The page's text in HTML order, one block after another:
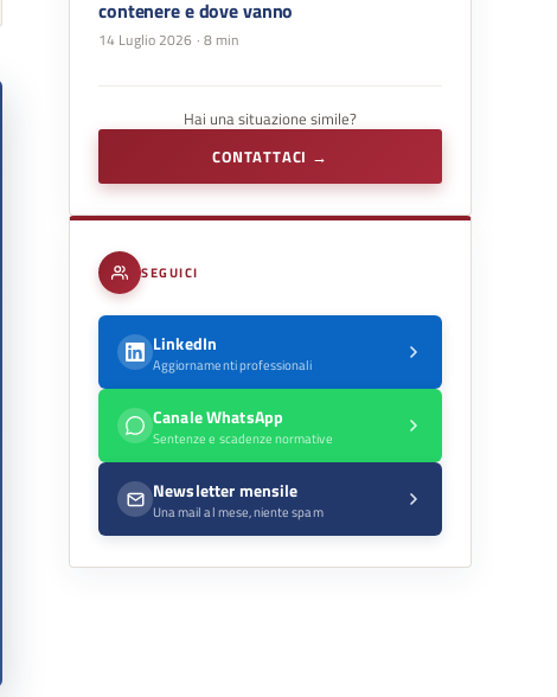
contenere e dove vanno
14 Luglio 2026 · 8 min
Hai una situazione simile?
CONTATTACI →
SEGUICI
LinkedIn
Aggiornamenti professionali
Canale WhatsApp
Sentenze e scadenze normative
Newsletter mensile
Una mail al mese, niente spam